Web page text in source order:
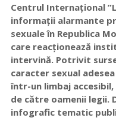
Centrul Internațional
informații alarmante
sexuale în Republica
care reacționează
intervină. Potrivit
caracter sexual
într-un limbaj
de către oamenii legii.
infografic tematic